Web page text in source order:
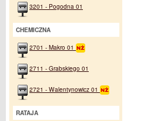
3201 - Pogodna 01
CHEMICZNA
2701 - Makro 01
2711 - Grabskiego 01
2721 - Walentynowicz 01
RATAJA